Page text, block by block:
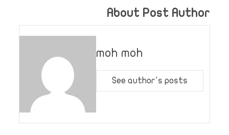
About Post Author
moh moh
See author's posts